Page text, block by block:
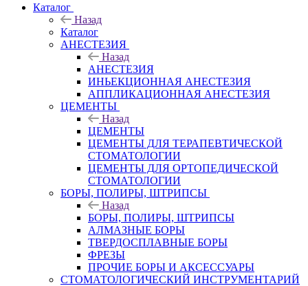
Каталог
Назад
Каталог
АНЕСТЕЗИЯ
Назад
АНЕСТЕЗИЯ
ИНЬЕКЦИОННАЯ АНЕСТЕЗИЯ
АППЛИКАЦИОННАЯ АНЕСТЕЗИЯ
ЦЕМЕНТЫ
Назад
ЦЕМЕНТЫ
ЦЕМЕНТЫ ДЛЯ ТЕРАПЕВТИЧЕСКОЙ
СТОМАТОЛОГИИ
ЦЕМЕНТЫ ДЛЯ ОРТОПЕДИЧЕСКОЙ
СТОМАТОЛОГИИ
БОРЫ, ПОЛИРЫ, ШТРИПСЫ
Назад
БОРЫ, ПОЛИРЫ, ШТРИПСЫ
АЛМАЗНЫЕ БОРЫ
ТВЕРДОСПЛАВНЫЕ БОРЫ
ФРЕЗЫ
ПРОЧИЕ БОРЫ И АКСЕССУАРЫ
СТОМАТОЛОГИЧЕСКИЙ ИНСТРУМЕНТАРИЙ